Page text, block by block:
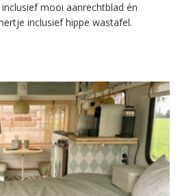
mooi aanrechtblad én
inclusief hippe wastafel.